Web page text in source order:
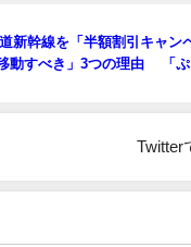
新幹線を「半額割引キャン
動すべき」3つの理由 「ぷ
Twitter